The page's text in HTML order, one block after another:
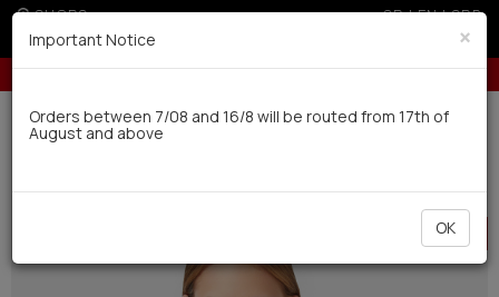
SHOPS GR|EN|SRB
Up to 3 interest-free installments with credit cards for orders over 50€
Delivery in 7-9 working days via UPS
HOT
OFFER
×
Important Notice
Orders between 7/08 and 16/8 will be routed from 17th of
August and above
OK